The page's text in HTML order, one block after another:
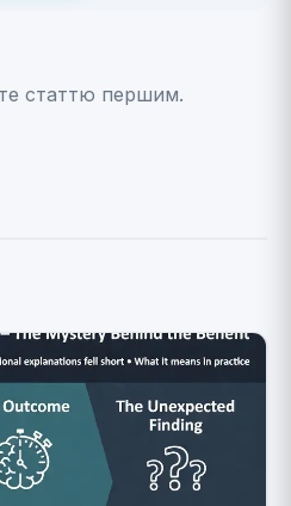
статтю першим.